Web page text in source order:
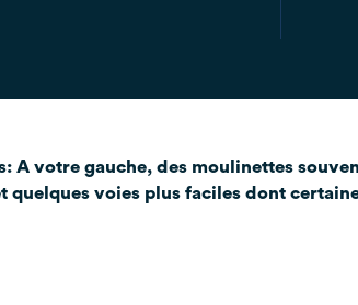
A votre gauche, des moulinettes
quelques voies plus faciles dont